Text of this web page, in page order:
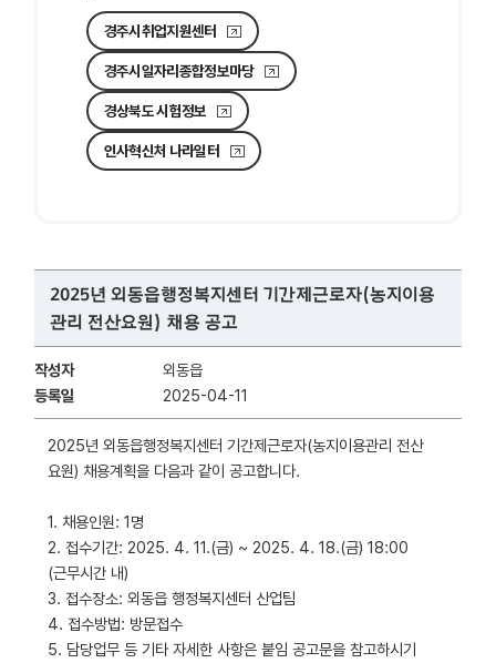
경주시취업지원센터
경주시일자리종합정보마당
경상북도 시험정보
인사혁신처 나라일터
2025년 외동읍행정복지센터 기간제근로자(농지이용
관리 전산요원) 채용 공고
작성자
외동읍
등록일
2025-04-11
2025년 외동읍행정복지센터 기간제근로자(농지이용관리 전산
요원) 채용계획을 다음과 같이 공고합니다.
1. 채용인원: 1명
2. 접수기간: 2025. 4. 11.(금) ~ 2025. 4. 18.(금) 18:00
(근무시간 내)
3. 접수장소: 외동읍 행정복지센터 산업팀
4. 접수방법: 방문접수
5. 담당업무 등 기타 자세한 사항은 붙임 공고문을 참고하시기